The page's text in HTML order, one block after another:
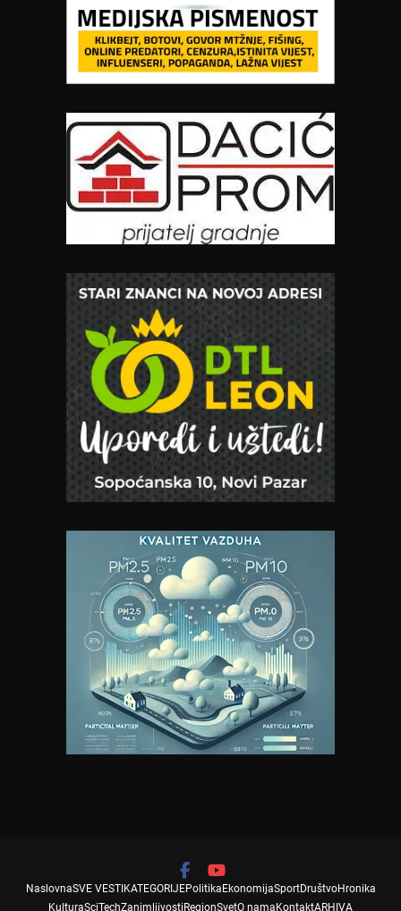
NaslovnaSVE VESTI KATEGORIJEPolitika EkonomijaSportDruštvoHronika
KulturaSciTechZanimljivosti RegionSvetO nama KontaktARHIVA